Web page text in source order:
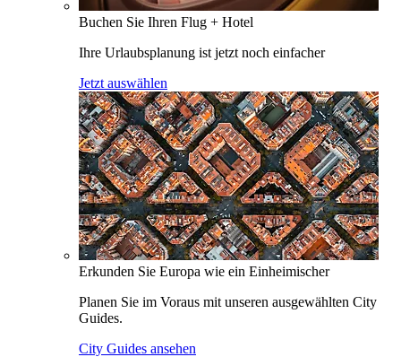
Buchen Sie Ihren Flug + Hotel
Ihre Urlaubsplanung ist jetzt noch einfacher
Jetzt auswählen
Erkunden Sie Europa wie ein Einheimischer
Planen Sie im Voraus mit unseren ausgewählten City
Guides.
City Guides ansehen